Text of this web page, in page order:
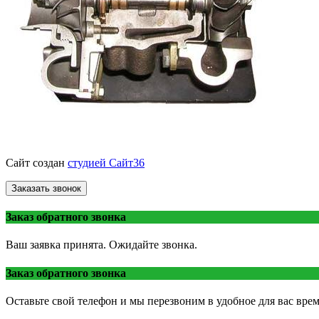
Сайт создан студией Сайт36
Заказать звонок
Заказ обратного звонка
Ваш заявка принята. Ожидайте звонка.
Заказ обратного звонка
Оставьте свой телефон и мы перезвоним в удобное для вас